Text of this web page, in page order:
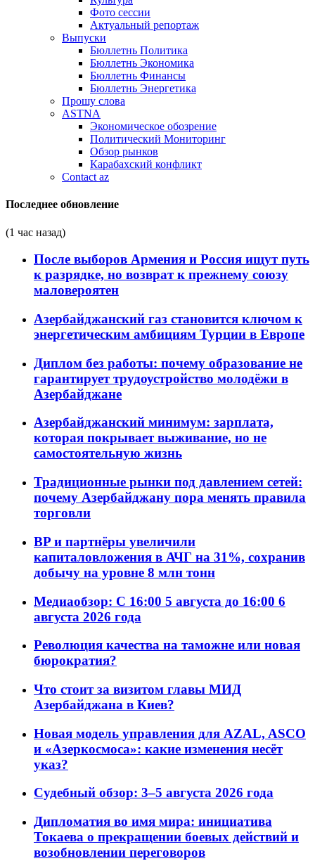
Фото сессии
Актуальный репортаж
Выпуски
Бюллетнь Политика
Бюллетнь Экономика
Бюллетнь Финансы
Бюллетнь Энергетика
Прошу слова
ASTNA
Экономическое обозрение
Политический Мониторинг
Обзор рынков
Карабахский конфликт
Contact az
Последнее обновление
(1 час назад)
После выборов Армения и Россия ищут путь
к разрядке, но возврат к прежнему союзу
маловероятен
Азербайджанский газ становится ключом к
энергетическим амбициям Турции в Европе
Диплом без работы: почему образование не
гарантирует трудоустройство молодёжи в
Азербайджане
Азербайджанский минимум: зарплата,
которая покрывает выживание, но не
самостоятельную жизнь
Традиционные рынки под давлением сетей:
почему Азербайджану пора менять правила
торговли
BP и партнёры увеличили
капиталовложения в АЧГ на 31%, сохранив
добычу на уровне 8 млн тонн
Медиаобзор: С 16:00 5 августа до 16:00 6
августа 2026 года
Революция качества на таможне или новая
бюрократия?
Что стоит за визитом главы МИД
Азербайджана в Киев?
Новая модель управления для AZAL, ASCO
и «Азеркосмоса»: какие изменения несёт
указ?
Судебный обзор: 3–5 августа 2026 года
Дипломатия во имя мира: инициатива
Токаева о прекращении боевых действий и
возобновлении переговоров